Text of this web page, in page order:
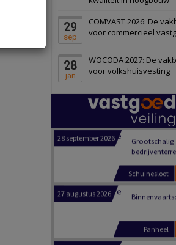
29
sep
COMVAST 2026: De
voor commercieel
28
jan
WOCODA 2027: De
voor volkshuisvesting
Schiedam
22 september 2026 Attractiepark
Oranje
28 september 2026
Schuinesloot
27 augustus 2026
Panheel
17 september 2026
Voormalig
Dordrecht